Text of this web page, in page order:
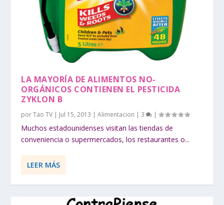
LA MAYORÍA DE ALIMENTOS NO-
ORGÁNICOS CONTIENEN EL PESTICIDA
ZYKLON B
porTao TV | Jul 15, 2013 |Alimentacion |3 |
Muchos estadounidenses visitan las tiendas de
conveniencia o supermercados, los restaurantes o...
LEER MÁS